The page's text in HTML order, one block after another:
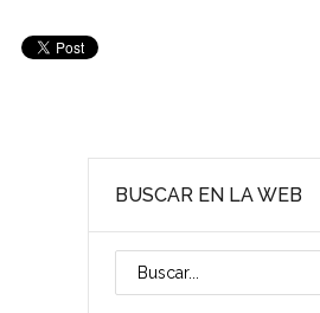
BUSCAR EN LA WEB